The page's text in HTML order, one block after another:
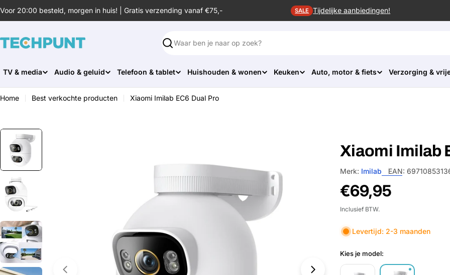
naar
inhoud
Voor 20:00 besteld, morgen in huis! | Gratis verzending vanaf €75,- SALE Tijdelijke aanbiedingen!
Zoeken
TV & media Audio & geluid Telefoon & tablet Huishouden & wonen Keuken Auto, motor & fiets Verzorging &
Home Best verkochte producten Xiaomi Imilab EC6 Dual Pro
Xiaomi Imilab
Merk: Imilab EAN:
Normale
prijs
€69,95
Inclusief BTW.
Levertijd: 2-3 maanden
Kies je model: